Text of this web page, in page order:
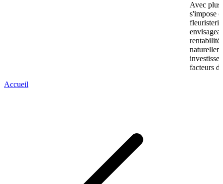
Avec plus
s'impose
rentabilité
facteurs
Accueil